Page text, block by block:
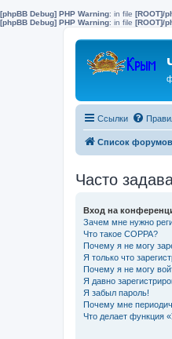
[phpBB Debug] PHP Warning: in file [ROOT]/
[phpBB Debug] PHP Warning: in file [ROOT]/
Ссылки
Список форумов
Часто
Вход на
Зачем мне нужно
Что такое COPPA?
Почему я не могу
Я только что
Почему я не могу
Я давно
Я забыл пароль!
Почему мне
Что делает функция